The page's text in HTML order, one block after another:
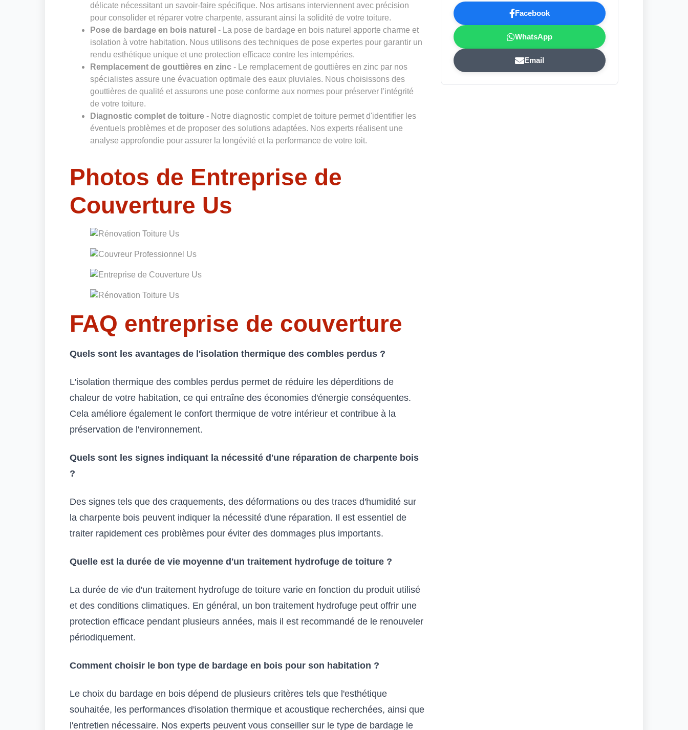
délicate nécessitant un savoir-faire spécifique. Nos artisans interviennent avec précision
pour consolider et réparer votre charpente, assurant ainsi la solidité de votre toiture.
Pose de bardage en bois naturel - La pose de bardage en bois naturel apporte charme et
isolation à votre habitation. Nous utilisons des techniques de pose expertes pour garantir un
rendu esthétique unique et une protection efficace contre les intempéries.
Remplacement de gouttières en zinc - Le remplacement de gouttières en zinc par nos
spécialistes assure une évacuation optimale des eaux pluviales. Nous choisissons des
gouttières de qualité et assurons une pose conforme aux normes pour préserver l'intégrité
de votre toiture.
Diagnostic complet de toiture - Notre diagnostic complet de toiture permet d'identifier les
éventuels problèmes et de proposer des solutions adaptées. Nos experts réalisent une
analyse approfondie pour assurer la longévité et la performance de votre toit.
Photos de Entreprise de
Couverture Us
FAQ entreprise de couverture
Quels sont les avantages de l'isolation thermique des combles perdus ?
L'isolation thermique des combles perdus permet de réduire les déperditions de
chaleur de votre habitation, ce qui entraîne des économies d'énergie conséquentes.
Cela améliore également le confort thermique de votre intérieur et contribue à la
préservation de l'environnement.
Quels sont les signes indiquant la nécessité d'une réparation de charpente bois
?
Des signes tels que des craquements, des déformations ou des traces d'humidité sur
la charpente bois peuvent indiquer la nécessité d'une réparation. Il est essentiel de
traiter rapidement ces problèmes pour éviter des dommages plus importants.
Quelle est la durée de vie moyenne d'un traitement hydrofuge de toiture ?
La durée de vie d'un traitement hydrofuge de toiture varie en fonction du produit utilisé
et des conditions climatiques. En général, un bon traitement hydrofuge peut offrir une
protection efficace pendant plusieurs années, mais il est recommandé de le renouveler
périodiquement.
Comment choisir le bon type de bardage en bois pour son habitation ?
Le choix du bardage en bois dépend de plusieurs critères tels que l'esthétique
souhaitée, les performances d'isolation thermique et acoustique recherchées, ainsi que
l'entretien nécessaire. Nos experts peuvent vous conseiller sur le type de bardage le
Facebook
WhatsApp
Email